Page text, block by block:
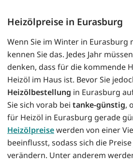
Heizölpreise in Eurasburg
Wenn Sie im Winter in Eurasburg
kennen Sie das. Jedes Jahr
denken, dass für die kommende
Heizöl im Haus ist. Bevor Sie
Heizölbestellung in Eurasburg
Sie sich vorab bei tanke-günstig,
für Heizöl in Eurasburg gerade
Heizölpreisewerden von einer
beeinflusst, sodass sich die Preise
verändern. Unter anderem